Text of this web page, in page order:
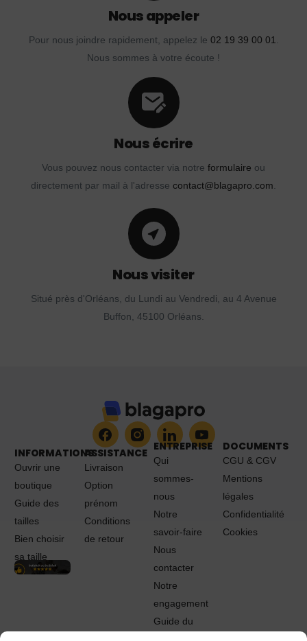
Nous appeler
Pour nous joindre rapidement, appelez le 02 19 39 00 01.
Nous sommes à votre écoute !
Nous écrire
Vous pouvez nous contacter via notre formulaire ou
directement par mail à l'adresse contact@blagapro.com.
Nous visiter
Situé près d'Orléans, du Lundi au Vendredi, au 4 Avenue
Buffon, 45100 Orléans.
INFORMATIONS
Ouvrir une
boutique
Guide des
tailles
Bien choisir
sa taille
ASSISTANCE
Livraison
Option
prénom
Conditions
de retour
ENTREPRISE
Qui
sommes-
nous
Notre
savoir-faire
Nous
contacter
Notre
engagement
Guide du
DOCUMENTS
CGU & CGV
Mentions
légales
Confidentialité
Cookies